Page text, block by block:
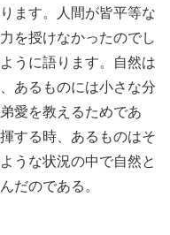
ます。人間が皆平等な
を授けなかったのでし
うに語ります。自然は
あるものには小さな分
愛を教えるためであ
する時、あるものはそ
うな状況の中で自然と
だのである。